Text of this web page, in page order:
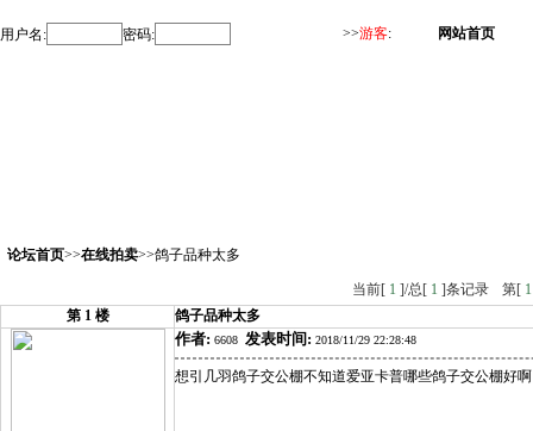
用户名: 密码: >>游客: 网站首页
论坛首页>>在线拍卖>>鸽子品种太多
当前[ 1 ]/总[ 1 ]条记录 第[ 1
第 1 楼 鸽子品种太多
作者: 6608 发表时间: 2018/11/29 22:28:48
想引几羽鸽子交公棚不知道爱亚卡普哪些鸽子交公棚好